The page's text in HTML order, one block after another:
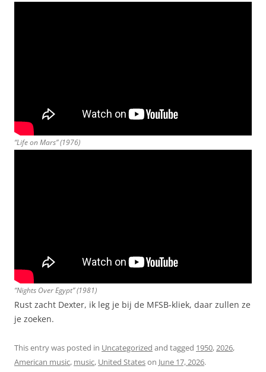
“Life on Mars” (1976)
“Nights Over Egypt” (1981)
Rust zacht Dexter, ik leg je bij de MFSB-kliek, daar zullen ze
je zoeken.
This entry was posted in Uncategorized and tagged 1950,2026,
American music, music, United Stateson June 17, 2026.